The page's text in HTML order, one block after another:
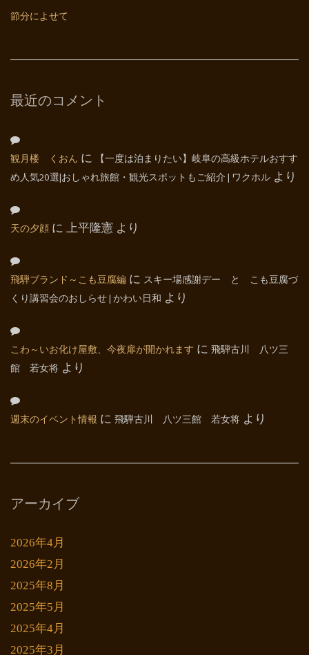
節分によせて
最近のコメント
観月楼 くおん に
【一度は泊まりたい】岐阜の高級ホテルおすす
め人気20選|おしゃれ旅館・観光スポットもご紹介 | ワクホル より
天の夕顔 に 上平隆憲 より
飛騨ブランド～こも豆腐編 に スキー場感謝デー と こも豆腐づ
くり講習会のおしらせ | かわい日和 より
こわ～いお化け屋敷、今夜扉が開かれます に 飛騨古川 八ツ三
館 若女将 より
週末のイベント情報 に 飛騨古川 八ツ三館 若女将 より
アーカイブ
2026年4月
2026年2月
2025年8月
2025年5月
2025年4月
2025年3月